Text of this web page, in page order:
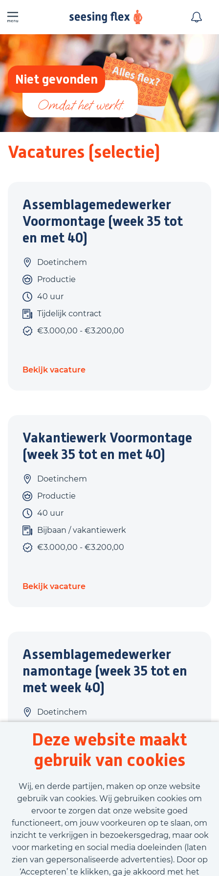
Deze website maakt
gebruik van cookies
Wij, en derde partijen, maken op onze website
gebruik van cookies. Wij gebruiken cookies om
ervoor te zorgen dat onze website goed
functioneert, om jouw voorkeuren op te slaan, om
inzicht te verkrijgen in bezoekersgedrag, maar ook
voor marketing en social media doeleinden (laten
zien van gepersonaliseerde advertenties). Door op
‘Accepteren’ te klikken, ga je akkoord met het
Niet gevonden
Vacatures (selectie)
Assemblagemedewerker
Voormontage (week 35 tot
en met 40)
Doetinchem
Productie
40 uur
Tijdelijk contract
€3.000,00 - €3.200,00
Bekijk vacature
Vakantiewerk Voormontage
(week 35 tot en met 40)
Doetinchem
Productie
40 uur
Bijbaan / vakantiewerk
€3.000,00 - €3.200,00
Bekijk vacature
Assemblagemedewerker
namontage (week 35 tot en
met week 40)
Doetinchem
40 uur
Tijdelijk contract
€3.000,00 - €3.200,00
Bekijk vacature